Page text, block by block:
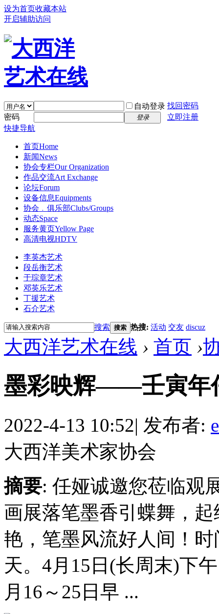
设为首页收藏本站
开启辅助访问
自动登录 找回密码
密码
登录
立即注册
快捷导航
首页Home
新闻News
协会专栏Our Organization
作品交流Art Exchange
论坛Forum
设备信息Equipments
协会﹒俱乐部Clubs/Groups
动态Space
服务黄页Yellow Page
高清电视HDTV
李英杰艺术
段岳衡艺术
于琮章艺术
邓英乐艺术
丁援艺术
石介艺术
搜索 搜索 热搜: 活动 交友 discuz
大西洋艺术在线 › 首页 ›
墨彩映辉——壬寅年
2022-4-13 10:52| 发布者:
大西洋美术家协会
摘要: 任娅诚邀您莅临观
画展落笔墨香引蝶舞，
艳，笔墨风流好人间！
天。4月15日(长周末)下
月16～25日早 ...